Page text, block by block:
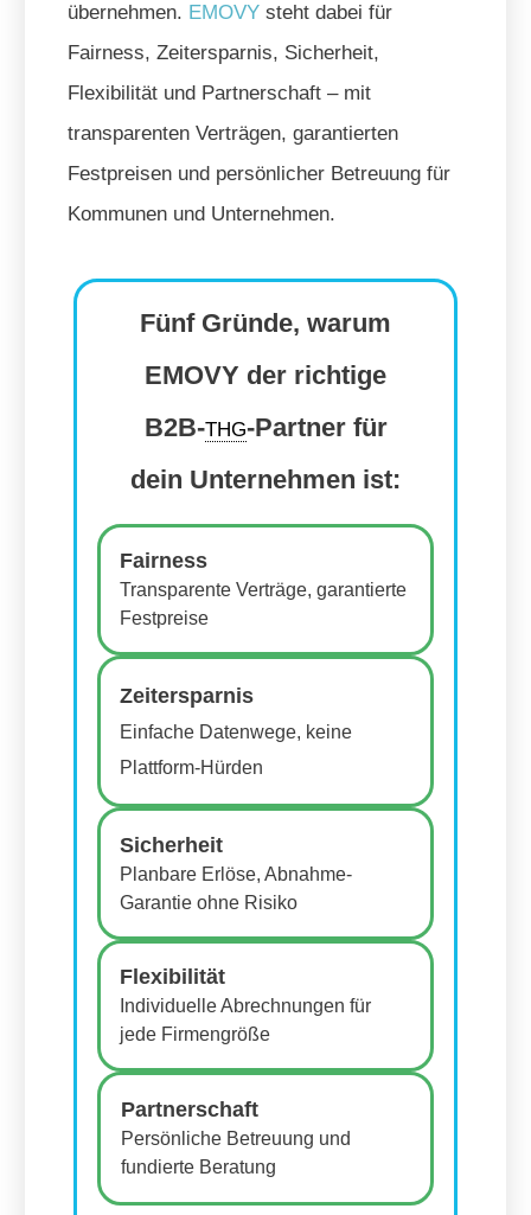
übernehmen. EMOVY steht dabei für
Fairness, Zeitersparnis, Sicherheit,
Flexibilität und Partnerschaft – mit
transparenten Verträgen, garantierten
Festpreisen und persönlicher Betreuung für
Kommunen und Unternehmen.
Fünf Gründe, warum
EMOVY der richtige
B2B-THG-Partner für
dein Unternehmen ist:
Fairness
Transparente Verträge, garantierte
Festpreise
Zeitersparnis
Einfache Datenwege, keine
Plattform-Hürden
Sicherheit
Planbare Erlöse, Abnahme-
Garantie ohne Risiko
Flexibilität
Individuelle Abrechnungen für
jede Firmengröße
Partnerschaft
Persönliche Betreuung und
fundierte Beratung